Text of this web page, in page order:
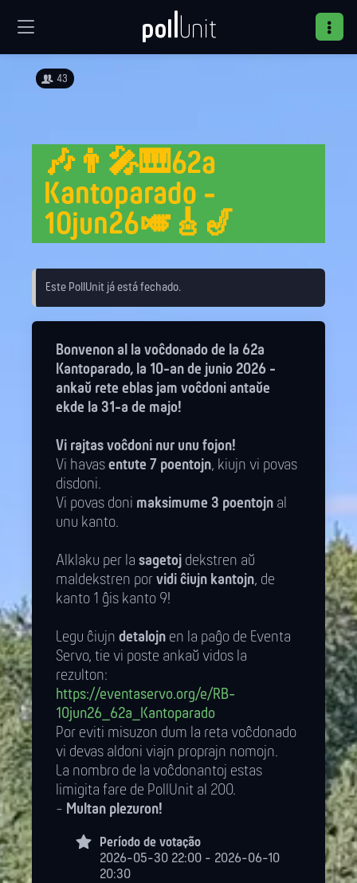
43
🎶👨‍🎤🎹62a
Kantoparado -
10jun26🎺🎸🎷
Este PollUnit já está fechado.
Bonvenon al la voĉdonado de la 62a
Kantoparado, la 10-an de junio 2026 -
ankaŭ rete eblas jam voĉdoni antaŭe
ekde la 31-a de majo!
Vi rajtas voĉdoni nur unu fojon!
Vi havas entute 7 poentojn, kiujn vi povas
disdoni.
Vi povas doni maksimume 3 poentojn al
unu kanto.
Alklaku per la sagetoj dekstren aŭ
maldekstren por vidi ĉiujn kantojn, de
kanto 1 ĝis kanto 9!
Legu ĉiujn detalojn en la paĝo de Eventa
Servo, tie vi poste ankaŭ vidos la
rezulton:
https://eventaservo.org/e/RB-
10jun26_62a_Kantoparado
Por eviti misuzon dum la reta voĉdonado
vi devas aldoni viajn proprajn nomojn.
La nombro de la voĉdonantoj estas
limigita fare de PollUnit al 200.
- Multan plezuron!
Período de votação
2026-05-30 22:00 - 2026-06-10
20:30